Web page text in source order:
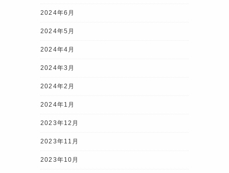
2024年6月
2024年5月
2024年4月
2024年3月
2024年2月
2024年1月
2023年12月
2023年11月
2023年10月